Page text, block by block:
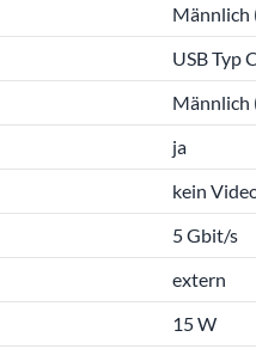
Männlich
USB Typ
Männlich
ja
kein
5 Gbit/s
extern
15 W